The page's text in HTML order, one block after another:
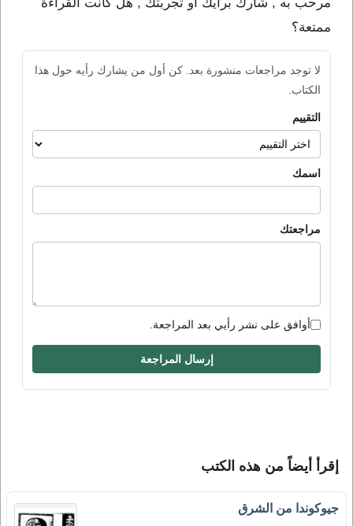
ممتعة؟
لا توجد مراجعات منشورة بعد. كن أول من يشارك رأيه حول هذا
الكتاب.
التقييم
اسمك
مراجعتك
أوافق على نشر رأيي بعد المراجعة.
إرسال المراجعة
إقرأ أيضاً من هذه الكتب
جيوكوندا من الشرق